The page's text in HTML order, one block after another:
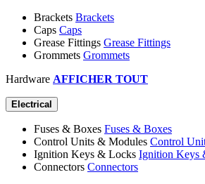
Brackets Brackets
Caps Caps
Grease Fittings Grease Fittings
Grommets Grommets
Hardware AFFICHER TOUT
Electrical
Fuses & Boxes Fuses & Boxes
Control Units & Modules Control
Ignition Keys & Locks Ignition Keys
Connectors Connectors